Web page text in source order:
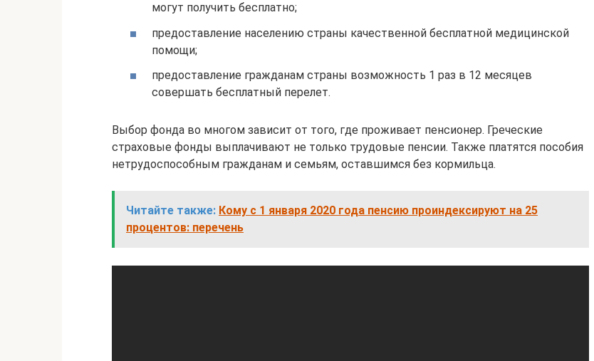
могут получить бесплатно;
предоставление населению страны качественной бесплатной медицинской
помощи;
предоставление гражданам страны возможность 1 раз в 12 месяцев
совершать бесплатный перелет.
Выбор фонда во многом зависит от того, где проживает пенсионер. Греческие
страховые фонды выплачивают не только трудовые пенсии. Также платятся пособия
нетрудоспособным гражданам и семьям, оставшимся без кормильца.
Читайте также: Кому с 1 января 2020 года пенсию проиндексируют на 25
процентов: перечень